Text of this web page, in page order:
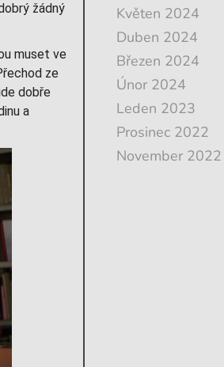
žádný
muset ve
ze
dobře
a
Květen 2024
Duben 2024
Březen 2024
Únor 2024
Leden 2023
Prosinec 2022
November 2022